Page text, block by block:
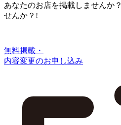
あなたのお店を掲載しませんか？
せんか？!
無料掲載・
内容変更のお申し込み